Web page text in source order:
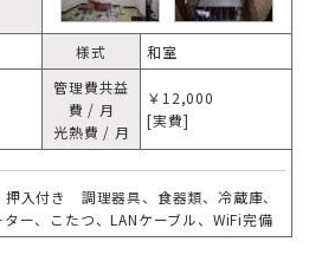
様式 和室
管理費共益
費 / 月
光熱費 / 月
￥12,000
[実費]
押入付き 調理器具、食器類、冷蔵庫、
ー、こたつ、LANケーブル、WiFi完備